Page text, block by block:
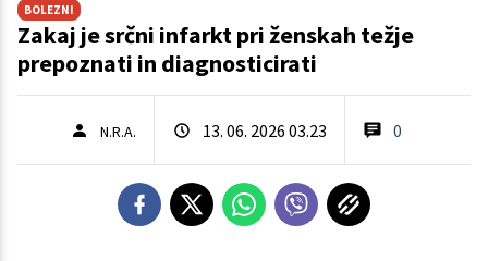
BOLEZNI
Zakaj je srčni infarkt pri ženskah težje
prepoznati in diagnosticirati
N.R.A. 13. 06. 2026 03.23 0